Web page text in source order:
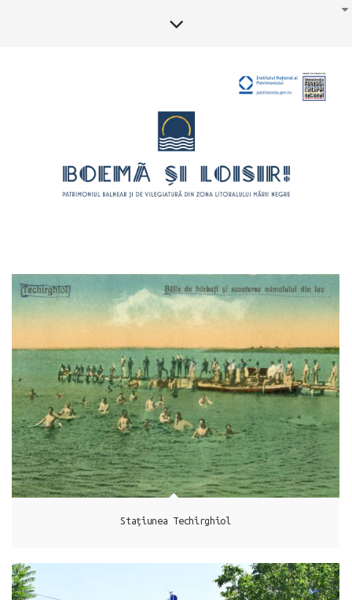
Techirghiol
Stațiunea Techirghiol